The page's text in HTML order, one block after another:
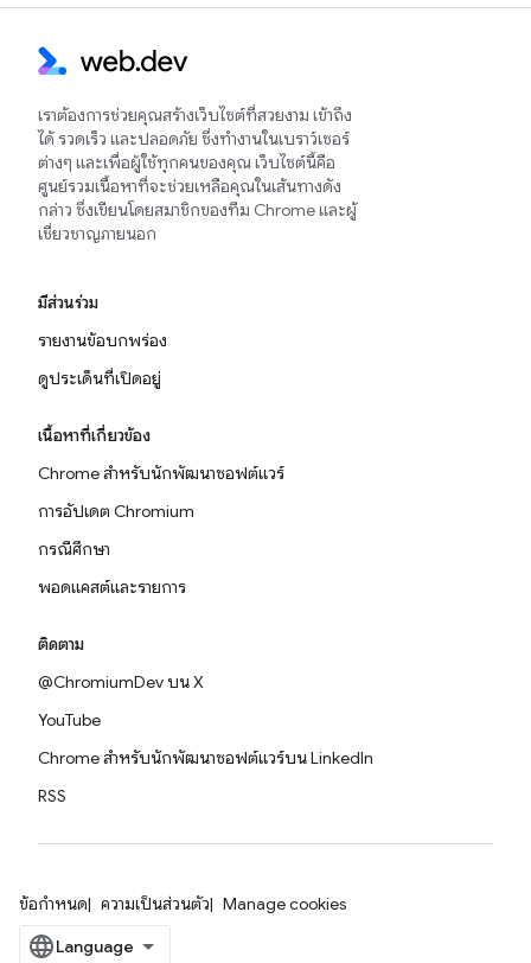
เราต้องการช่วยคุณสร้างเว็บไซต์ที่สวยงาม เข้าถึง
ได้ รวดเร็ว และปลอดภัย ซึ่งทำงานในเบราว์เซอร์
ต่างๆ และเพื่อผู้ใช้ทุกคนของคุณ เว็บไซต์นี้คือ
ศูนย์รวมเนื้อหาที่จะช่วยเหลือคุณในเส้นทางดัง
กล่าว ซึ่งเขียนโดยสมาชิกของทีม Chrome และผู้
เชี่ยวชาญภายนอก
มีส่วนร่วม
รายงานข้อบกพร่อง
ดูประเด็นที่เปิดอยู่
เนื้อหาที่เกี่ยวข้อง
Chrome สำหรับนักพัฒนาซอฟต์แวร์
การอัปเดต Chromium
กรณีศึกษา
พอดแคสต์และรายการ
ติดตาม
@ChromiumDev บน X
YouTube
Chrome สำหรับนักพัฒนาซอฟต์แวร์บน LinkedIn
RSS
ข้อกำหนด ความเป็นส่วนตัว Manage cookies